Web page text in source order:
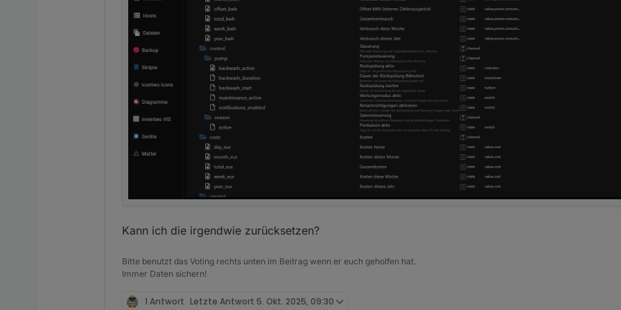
Kann ich die irgendwie zurücksetzen?
Bitte benutzt das Voting rechts unten im Beitrag wenn er euch geholfen hat.
Immer Daten sichern!
1 Antwort Letzte Antwort 5. Okt. 2025, 09:30